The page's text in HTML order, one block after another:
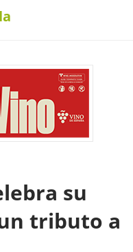
su
tributo a